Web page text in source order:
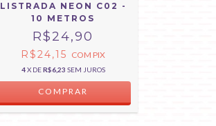
LISTRADA NEON C02 -
10 METROS
R$24,90
R$24,15 COM PIX
4X DER$6,23 SEM JUROS
COMPRAR